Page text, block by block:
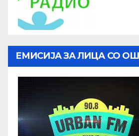
ЕМИСИЈА ЗА ЛИЦА СО